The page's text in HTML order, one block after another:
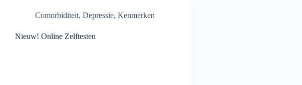
Comorbiditeit, Depressie, Kenmerken
Nieuw! Online Zelftesten